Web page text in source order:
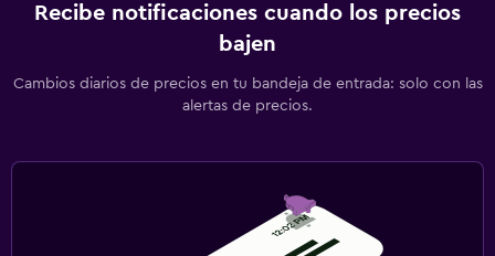
Recibe notificaciones cuando los precios
bajen
Cambios diarios de precios en tu bandeja de entrada: solo con las
alertas de precios.